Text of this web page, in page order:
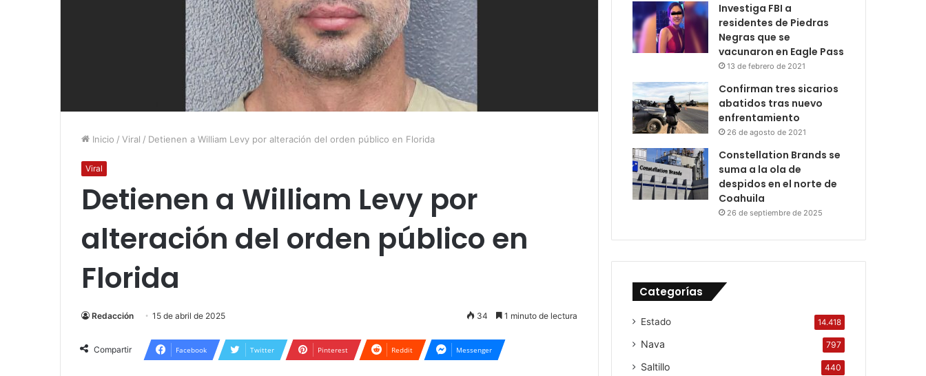
Inicio / Viral / Detienen a William Levy por alteración del orden público en Florida
Viral
Detienen a William Levy por
alteración del orden público en
Florida
Redacción 15 de abril de 2025 34 1 minuto de lectura
Compartir Facebook Twitter Pinterest Reddit Messenger
Investiga FBI a
residentes de Piedras
Negras que se
vacunaron en Eagle Pass
13 de febrero de 2021
Confirman tres sicarios
abatidos tras nuevo
enfrentamiento
26 de agosto de 2021
Constellation Brands se
suma a la ola de
despidos en el norte de
Coahuila
26 de septiembre de 2025
Categorías
Estado 14.418
Nava 797
Saltillo 440